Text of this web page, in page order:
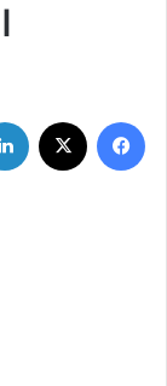
فيسبوك